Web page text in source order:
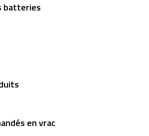
batteries
en vrac